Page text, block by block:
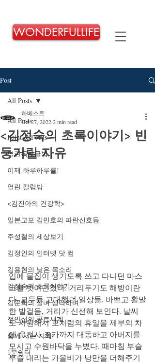
WONDERFULLIFE
Post
All Posts
Point & Focus
열린독자글방
이제 하루하루를!
열린 칼럼방
<김진아의 건강학>
일본교포 김민호의 파란신호등
주성철의 세상보기
김정인의 인터넷 닷 컴
김용현의 낮은 목소리
김정숙의 초록이야기
김문희의 살며 생각하며
정안섭의 콩트세계
함께 사는 지혜
1분쉼터
All Posts
<김정숙의 초록이야기> 빈
둥거릴 자유
하베스트
Oct 27, 20222 min read
입에 물집이 생기도록 쓰고 다니던 마스
크를 벗어던졌다. 거리두기도 해방이란
다. 모두들 고대했던 일상들, 바쁘고 활발
한 발걸음, 거리가 신선해 보인다. 날씨
도 시원해서 모처럼의 휴일을 제부의 차
에 운전사 조카까지 대동하고 아버지를
모시고 수원바닥을 누볐다. 때마침 부슬
부슬 내리는 가을비가 낭만을 더해주기